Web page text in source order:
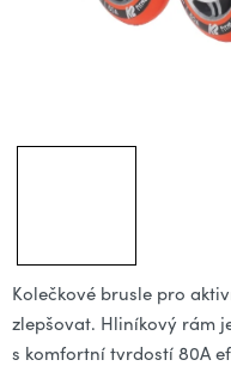
Kolečkové brusle pro
zlepšovat. Hliníkový rám
s komfortní tvrdostí 80A